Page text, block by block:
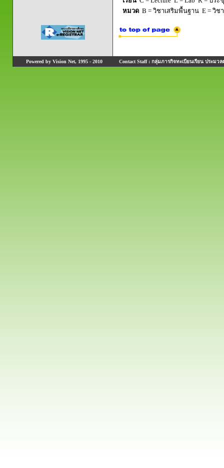
หมวด B = วิชาเสริมพื้นฐาน E = วิช
Powered by Vision Net, 1995 - 2010 Contact Staff : กลุ่มภารกิจทะเบียนเรียน ประมวล